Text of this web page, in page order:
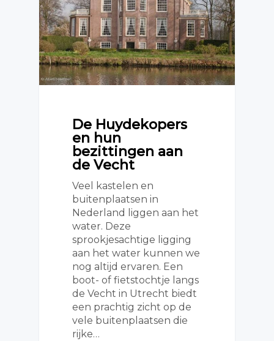
De Huydekopers
en hun
bezittingen aan
de Vecht
Veel kastelen en
buitenplaatsen in
Nederland liggen aan het
water. Deze
sprookjesachtige ligging
aan het water kunnen we
nog altijd ervaren. Een
boot- of fietstochtje langs
de Vecht in Utrecht biedt
een prachtig zicht op de
vele buitenplaatsen die
rijke…